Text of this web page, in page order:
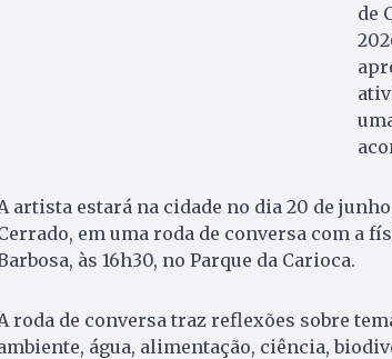
de
artista estará na cidade no dia 20 de
em uma roda de conversa com a
às 16h30, no Parque da Carioca.
roda de conversa traz reflexões sobre
água, alimentação, ciência,